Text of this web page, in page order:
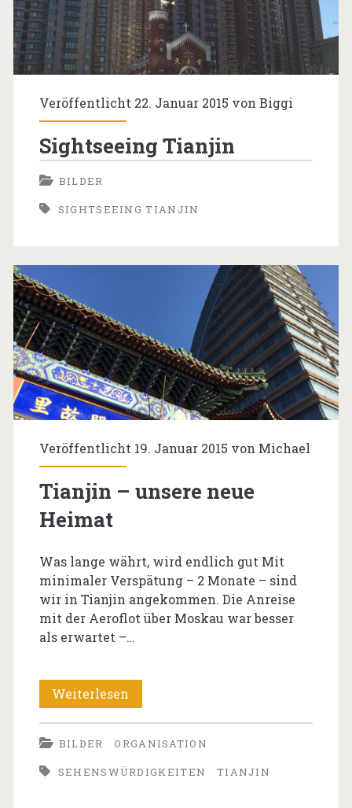
Veröffentlicht 22. Januar 2015 von Biggi
Sightseeing Tianjin
BILDER
SIGHTSEEING TIANJIN
Veröffentlicht 19. Januar 2015 von Michael
Tianjin – unsere neue
Heimat
Was lange währt, wird endlich gut Mit
minimaler Verspätung – 2 Monate – sind
wir in Tianjin angekommen. Die Anreise
mit der Aeroflot über Moskau war besser
als erwartet –…
Weiterlesen
–
unsere
neue
BILDER
ORGANISATION
SEHENSWÜRDIGKEITEN
TIANJIN